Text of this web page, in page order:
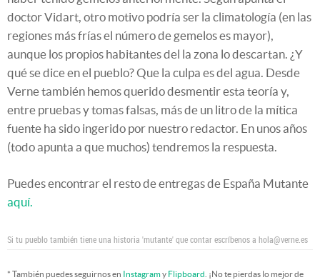
doctor Vidart, otro motivo podría ser la climatología (en las
regiones más frías el número de gemelos es mayor),
aunque los propios habitantes del la zona lo descartan. ¿Y
qué se dice en el pueblo? Que la culpa es del agua. Desde
Verne también hemos querido desmentir esta teoría y,
entre pruebas y tomas falsas, más de un litro de la mítica
fuente ha sido ingerido por nuestro redactor. En unos años
(todo apunta a que muchos) tendremos la respuesta.
Puedes encontrar el resto de entregas de España Mutante
aquí.
Si tu pueblo también tiene una historia 'mutante' que contar escríbenos a hola@verne.es
* También puedes seguirnos en Instagramy Flipboard . ¡No te pierdas lo mejor de